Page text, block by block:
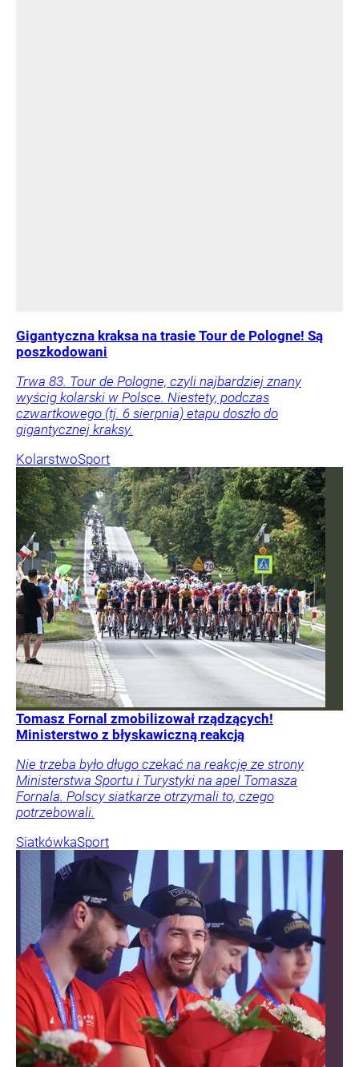
Gigantyczna kraksa na trasie Tour de Pologne! Są
poszkodowani
Trwa 83. Tour de Pologne, czyli najbardziej znany
wyścig kolarski w Polsce. Niestety, podczas
czwartkowego (tj. 6 sierpnia) etapu doszło do
gigantycznej kraksy.
KolarstwoSport
Tomasz Fornal zmobilizował rządzących!
Ministerstwo z błyskawiczną reakcją
Nie trzeba było długo czekać na reakcję ze strony
Ministerstwa Sportu i Turystyki na apel Tomasza
Fornala. Polscy siatkarze otrzymali to, czego
potrzebowali.
SiatkówkaSport